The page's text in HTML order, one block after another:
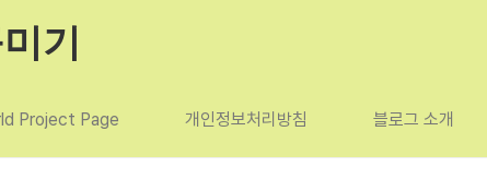
기
Project Page 개인정보처리방침 블로그 소개